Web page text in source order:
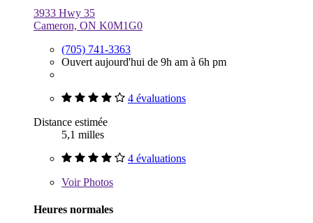
3933 Hwy 35
Cameron, ON K0M1G0
(705) 741-3363
Ouvert aujourd'hui de 9h am à 6h pm
4 évaluations
Distance estimée
5,1 milles
4 évaluations
VoirPhotos
Heures normales